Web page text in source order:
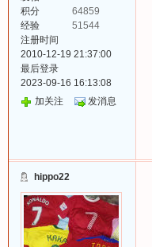
积分
64859
经验
51544
注册时间
2010-12-19 21:37:00
最后登录
2023-09-16 16:13:08
加关注
发消息
hippo22